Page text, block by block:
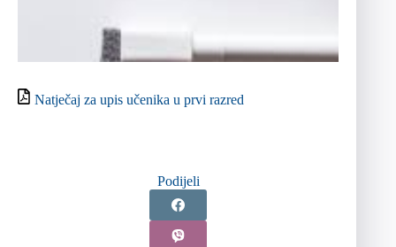
Natječaj za upis učenika u prvi razred
Podijeli